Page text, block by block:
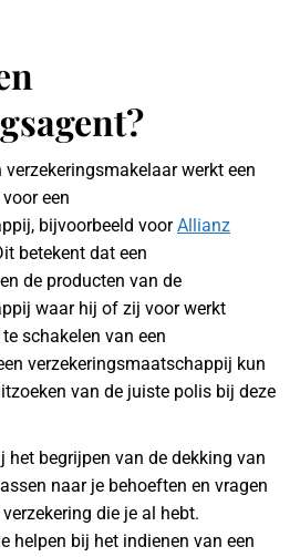
werkt een
een
bijvoorbeeld voorAllianz
betekent dat een
de producten van de
waar hij of zij voor werkt
schakelen van een
verzekeringsmaatschappij kun
van de juiste polis bij deze
het begrijpen van de dekking van
naar je behoeften en vragen
die je al hebt.
helpen bij het indienen van een